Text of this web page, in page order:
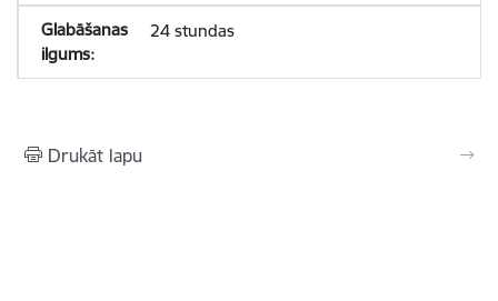
24 stundas
Drukāt lapu